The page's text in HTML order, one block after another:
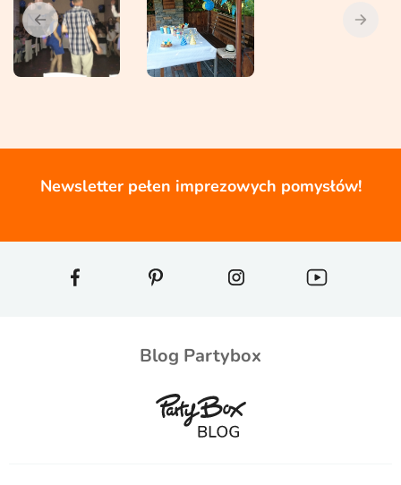
Newsletter pełen imprezowych pomysłów!
Blog Partybox